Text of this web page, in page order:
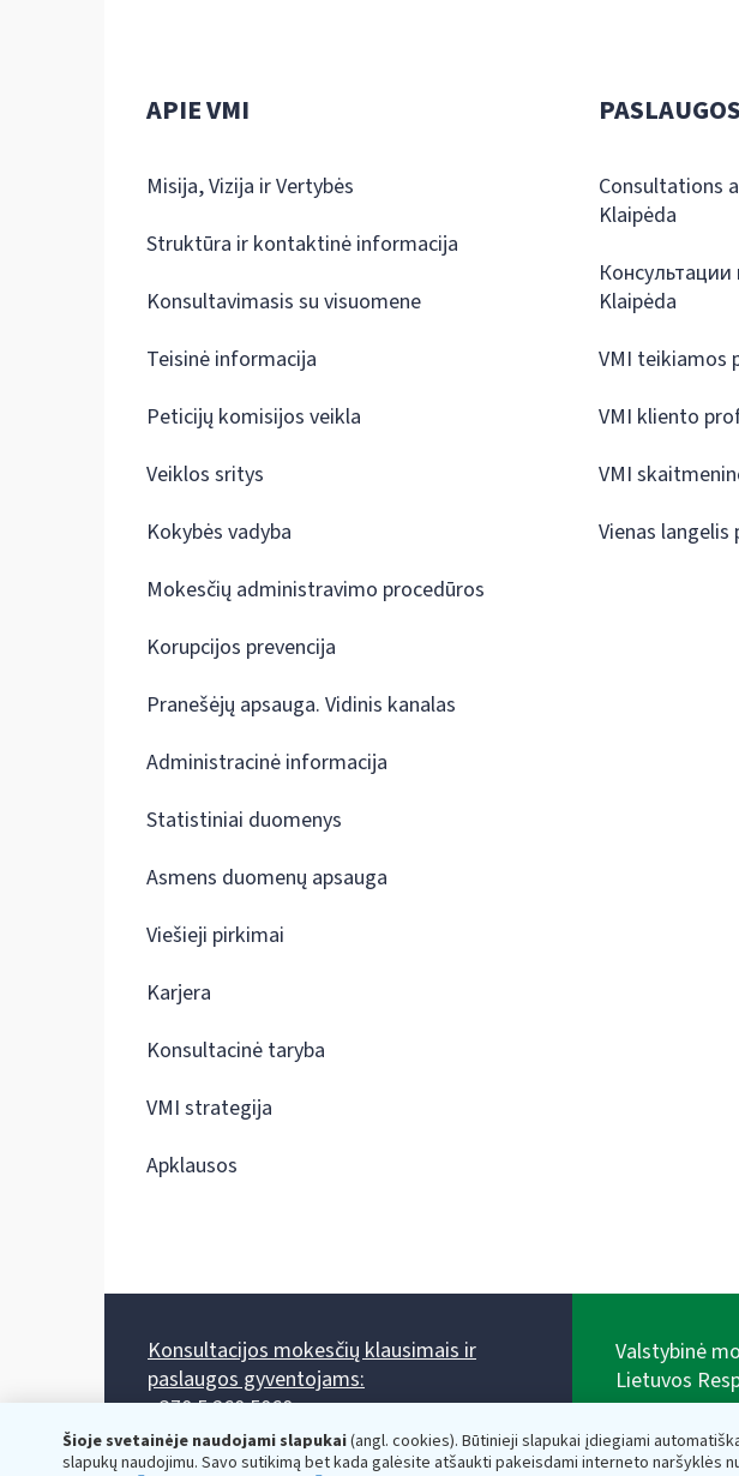
Šioje svetainėje naudojami slapukai(angl. cookies). Būtinieji slapukai įdiegiami
slapukų naudojimu. Savo sutikimą bet kada galėsite atšaukti pakeisdami interneto naršyklės
APIE VMI
Misija, Vizija ir Vertybės
Struktūra ir kontaktinė informacija
Konsultavimasis su visuomene
Teisinė informacija
Peticijų komisijos veikla
Veiklos sritys
Kokybės vadyba
Mokesčių administravimo procedūros
Korupcijos prevencija
Pranešėjų apsauga. Vidinis kanalas
Administracinė informacija
Statistiniai duomenys
Asmens duomenų apsauga
Viešieji pirkimai
Karjera
Konsultacinė taryba
VMI strategija
Apklausos
PASLAUGOS
Consultations
Klaipėda
Klaipėda
VMI teikiamos
VMI kliento
VMI
Vienas
Konsultacijos mokesčių klausimais ir
paslaugos gyventojams:
+370 5 260 5060
Darbo laikas: I-IV 8.00-17.00, V 8.00-15.45.
Prieššventinę dieną - viena valanda trumpiau.
Valstybinė
Lietuvos
adresas: Vasario
el.paštas: